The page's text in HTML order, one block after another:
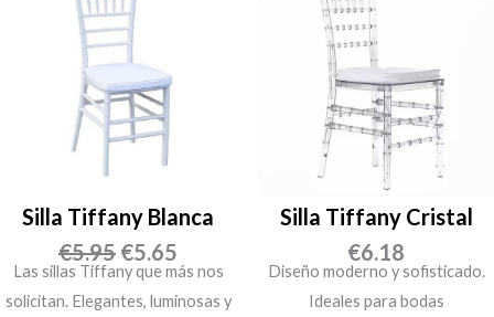
Silla Tiffany Blanca
€5.95 E
l
€5.65
l
Las sillas Tiffany que más nos
solicitan. Elegantes, luminosas y
Silla Tiffany Cristal
€6.18
Diseño moderno y sofisticado.
Ideales para bodas